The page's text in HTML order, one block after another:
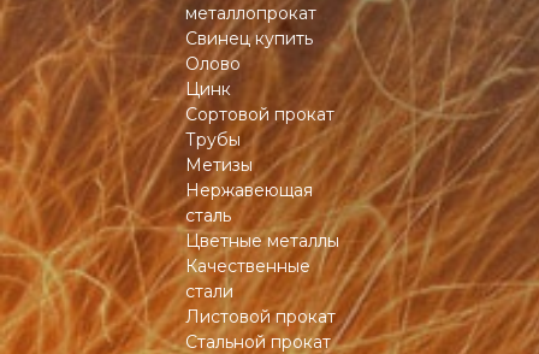
металлопрокат
Свинец купить
Олово
Цинк
Сортовой прокат
Трубы
Метизы
Нержавеющая
сталь
Цветные металлы
Качественные
стали
Листовой прокат
Стальной прокат